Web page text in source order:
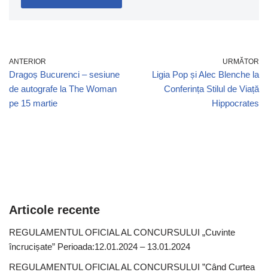
ANTERIOR
Dragoș Bucurenci – sesiune
de autografe la The Woman
pe 15 martie
URMĂTOR
Ligia Pop și Alec Blenche la
Conferința Stilul de Viață
Hippocrates
Articole recente
REGULAMENTUL OFICIAL AL CONCURSULUI „Cuvinte
încrucișate” Perioada:12.01.2024 – 13.01.2024
REGULAMENTUL OFICIAL AL CONCURSULUI ”Când Curtea